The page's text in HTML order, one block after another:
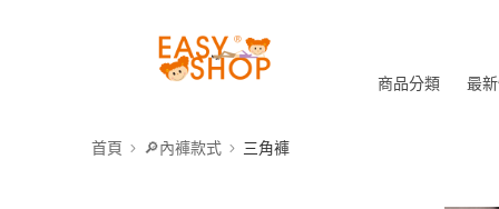
商品分類 最
首頁 🔎內褲款式 三角褲